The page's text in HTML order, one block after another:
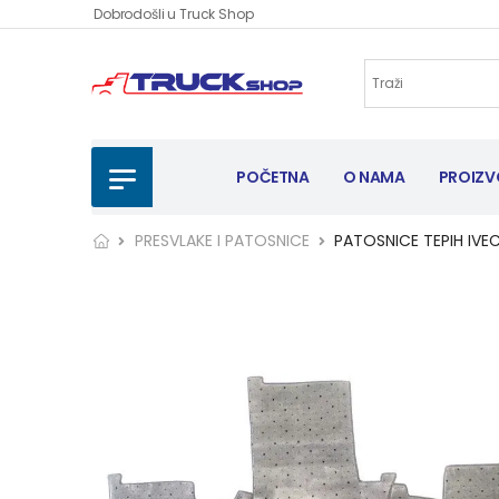
Dobrodošli u Truck Shop
POČETNA O NAMA
PRESVLAKE I PATOSNICE PATOSNICE TEPIH